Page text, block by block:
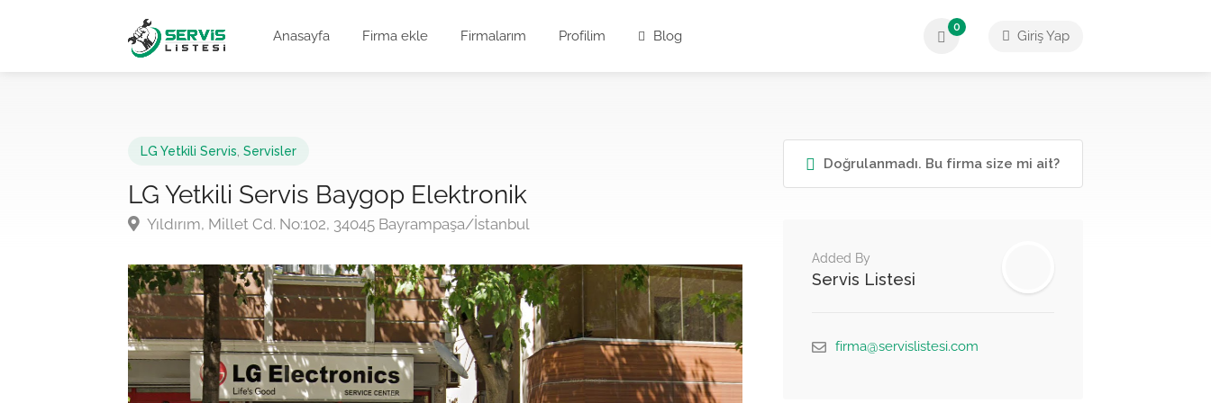
Anasayfa Firma ekle Firmalarım Profilim Blog
0
Giriş Yap
LG Yetkili Servis Servisler
LG Yetkili Servis Baygop Elektronik
Yıldırım, Millet Cd. No:102, 34045 Bayrampaşa/İstanbul
Doğrulanmadı. Bu firma size mi ait?
Added By
Servis Listesi
firma@servislistesi.com